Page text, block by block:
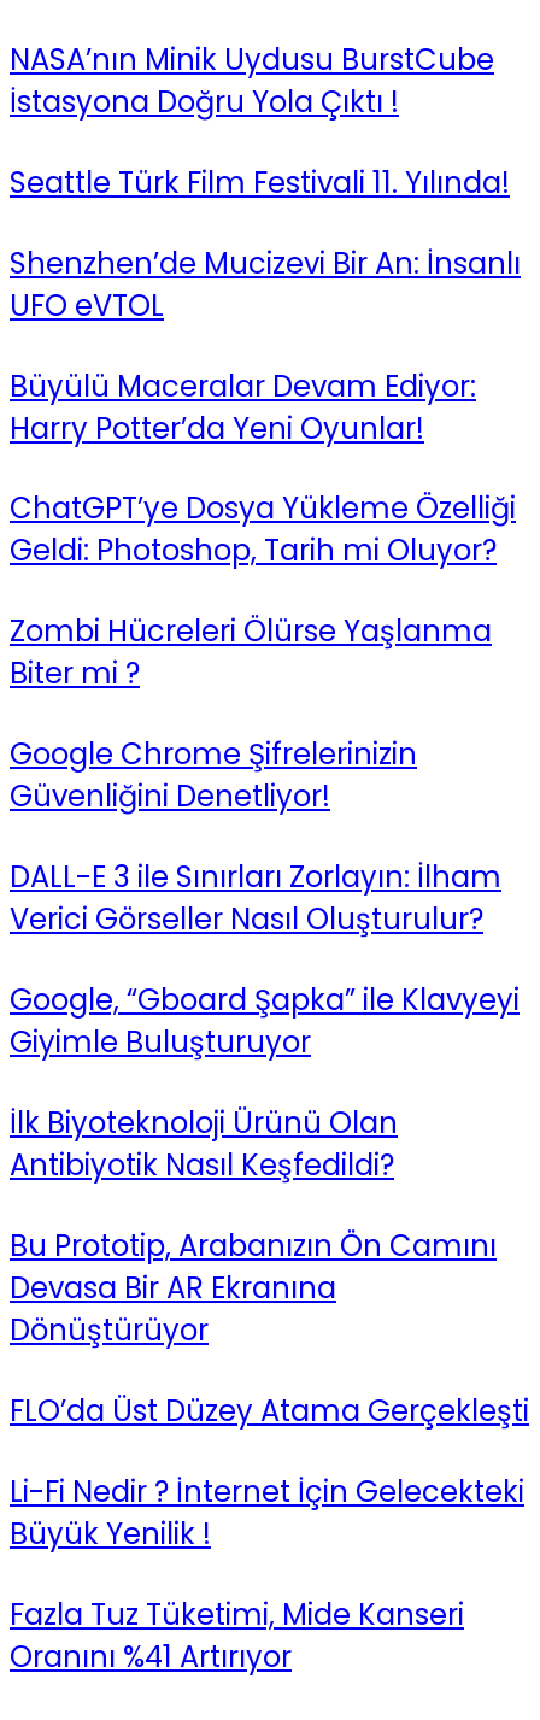
NASA’nın Minik Uydusu BurstCube
İstasyona Doğru Yola Çıktı !
Seattle Türk Film Festivali 11. Yılında!
Shenzhen’de Mucizevi Bir An: İnsanlı
UFO eVTOL
Büyülü Maceralar Devam Ediyor:
Harry Potter’da Yeni Oyunlar!
ChatGPT’ye Dosya Yükleme Özelliği
Geldi: Photoshop, Tarih mi Oluyor?
Zombi Hücreleri Ölürse Yaşlanma
Biter mi ?
Google Chrome Şifrelerinizin
Güvenliğini Denetliyor!
DALL-E 3 ile Sınırları Zorlayın: İlham
Verici Görseller Nasıl Oluşturulur?
Google, “Gboard Şapka” ile Klavyeyi
Giyimle Buluşturuyor
İlk Biyoteknoloji Ürünü Olan
Antibiyotik Nasıl Keşfedildi?
Bu Prototip, Arabanızın Ön Camını
Devasa Bir AR Ekranına
Dönüştürüyor
FLO’da Üst Düzey Atama Gerçekleşti
Li-Fi Nedir ? İnternet İçin Gelecekteki
Büyük Yenilik !
Fazla Tuz Tüketimi, Mide Kanseri
Oranını %41 Artırıyor